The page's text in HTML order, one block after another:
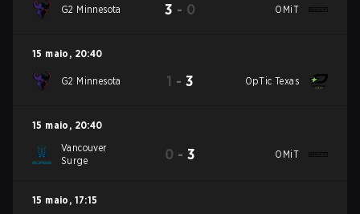
G2 Minnesota 3 - 0 OMiT
15 maio , 20:40
G2 Minnesota 1 - 3 OpTic Texas
15 maio , 20:40
Vancouver
Surge
0 - 3 OMiT
15 maio , 17:15